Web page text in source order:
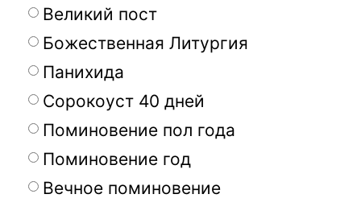
Великий пост
Божественная Литургия
Панихида
Сорокоуст 40 дней
Поминовение пол года
Поминовение год
Вечное поминовение